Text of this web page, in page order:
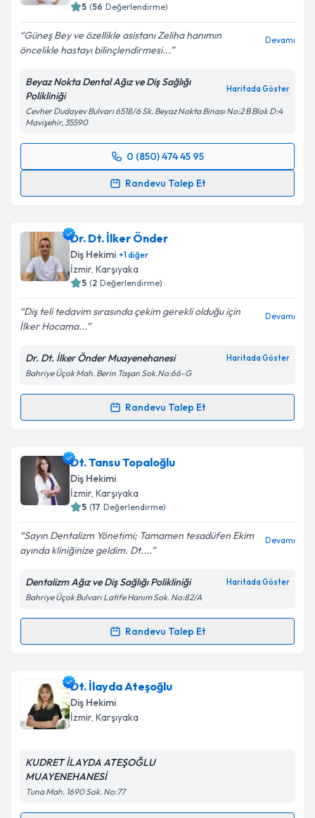
Kişisel verilerimin işlenmesine ilişkin
kapsamda işlenmesini kabul ediyorum.
5 (56 Değerlendirme)
Güneş Bey ve özellikle asistanı Zeliha hanımın
öncelikle hastayı bilinçlendirmesi...
Devamı
Beyaz Nokta Dental Ağız ve Diş Sağlığı
Polikliniği
Haritada Göster
Cevher Dudayev Bulvarı 6518/6 Sk. Beyaz Nokta Binası No:2 B Blok D:4
Mavişehir, 35590
0 (850) 474 45 95
Randevu Talep Et
Randevu Takvimi Talebi
için bir takvim hazırlandığında e-posta ile
bilgilendireceğiz.
E-posta Adresiniz
Kişisel verilerimin işlenmesine ilişkin
Metni'ni okudum ve kişisel verilerimin belirtilen
kapsamda işlenmesini kabul ediyorum.
Takvim Talebini Gönder
Dr. Dt. İlker Önder
Diş Hekimi +1diğer
İzmir, Karşıyaka
5 (2 Değerlendirme)
Diş teli tedavim sırasında çekim gerekli olduğu için
İlker Hocama...
Devamı
Dr. Dt. İlker Önder Muayenehanesi Haritada Göster
Bahriye Üçok Mah. Berin Taşan Sok.No:66-G
Randevu Talep Et
Randevu Takvimi Talebi
Dr. Dt. İlker Önderiçin randevu takvimi talebi
oluşturun. Size bu uzmandan randevu almanız için bir
takvim hazırlandığında e-posta ile bilgilendireceğiz.
Kişisel verilerimin işlenmesine ilişkin
Aydınlatma
Metni'ni okudum ve kişisel verilerimin belirtilen
kapsamda işlenmesini kabul ediyorum.
Dt. Tansu Topaloğlu
Diş Hekimi
İzmir, Karşıyaka
5 (17 Değerlendirme)
Sayın Dentalizm Yönetimi; Tamamen tesadüfen Ekim
ayında kliniğinize geldim. Dt....
Devamı
Dentalizm Ağız ve Diş Sağlığı Polikliniği Haritada Göster
Bahriye Üçok Bulvarı Latife Hanım Sok. No:82/A
Randevu Talep Et
Randevu Takvimi Talebi
Dt. Tansu Topaloğluiçin randevu takvimi talebi
oluşturun. Size bu uzmandan randevu almanız için bir
takvim hazırlandığında e-posta ile bilgilendireceğiz.
Kişisel verilerimin işlenmesine ilişkinAydınlatma
Dt. İlayda Ateşoğlu
Diş Hekimi
İzmir, Karşıyaka
KUDRET İLAYDA ATEŞOĞLU
MUAYENEHANESİ
Tuna Mah. 1690 Sok. No:77